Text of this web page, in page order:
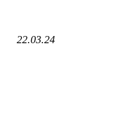
22.03.24